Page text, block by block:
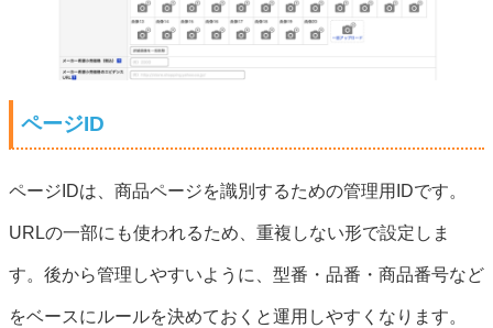
ページID
ページIDは、商品ページを識別するための管理用IDです。
URLの一部にも使われるため、重複しない形で設定しま
す。後から管理しやすいように、型番・品番・商品番号など
をベースにルールを決めておくと運用しやすくなります。